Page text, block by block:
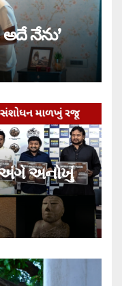
నేను’
અંગે અનોખું